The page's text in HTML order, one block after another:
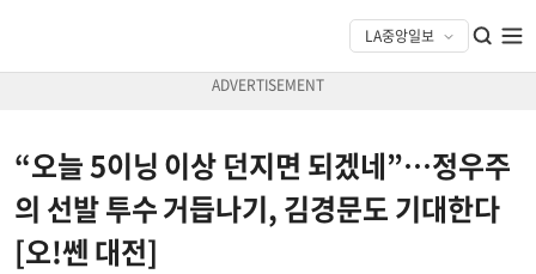
“오늘 5이닝 이상 던지면 되겠네”…정우주
의 선발 투수 거듭나기, 김경문도 기대한다
[오!쎈 대전]